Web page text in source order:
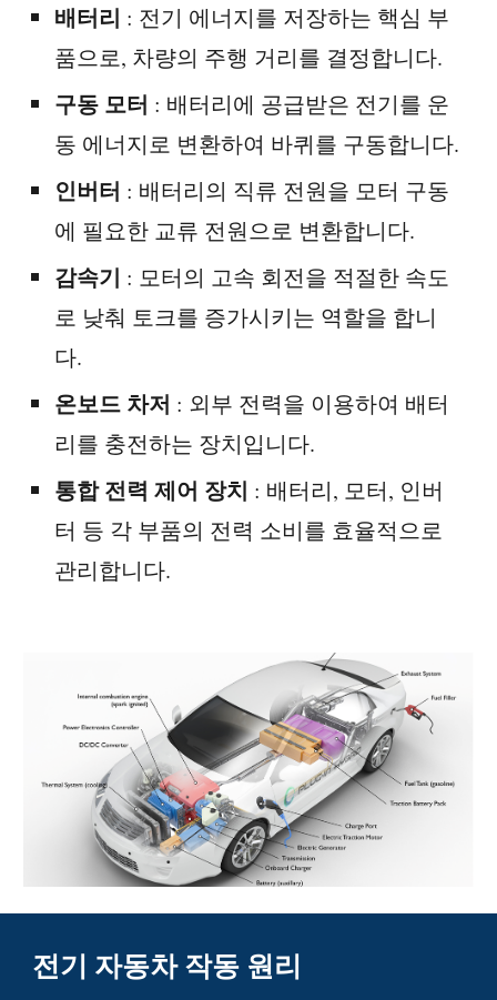
배터리 : 전기 에너지를 저장하는 핵심 부
품으로, 차량의 주행 거리를 결정합니다.
구동 모터 : 배터리에 공급받은 전기를 운
동 에너지로 변환하여 바퀴를 구동합니다.
인버터 : 배터리의 직류 전원을 모터 구동
에 필요한 교류 전원으로 변환합니다.
감속기 : 모터의 고속 회전을 적절한 속도
로 낮춰 토크를 증가시키는 역할을 합니
다.
온보드 차저 : 외부 전력을 이용하여 배터
리를 충전하는 장치입니다.
통합 전력 제어 장치 : 배터리, 모터, 인버
터 등 각 부품의 전력 소비를 효율적으로
관리합니다.
전기 자동차 작동 원리